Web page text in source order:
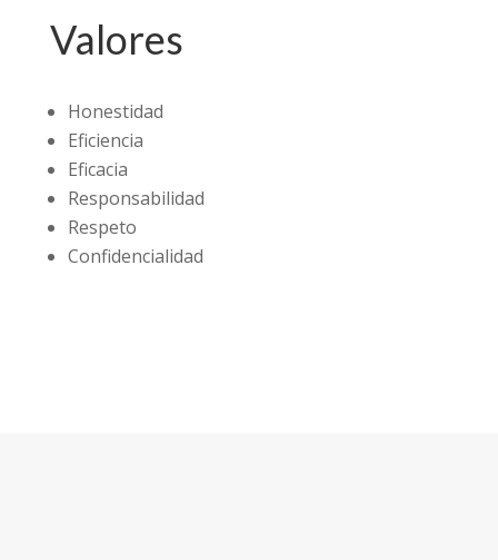
Valores
Honestidad
Eficiencia
Eficacia
Responsabilidad
Respeto
Confidencialidad